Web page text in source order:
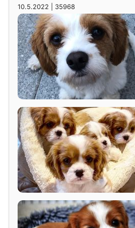
10.5.2022 | 35968